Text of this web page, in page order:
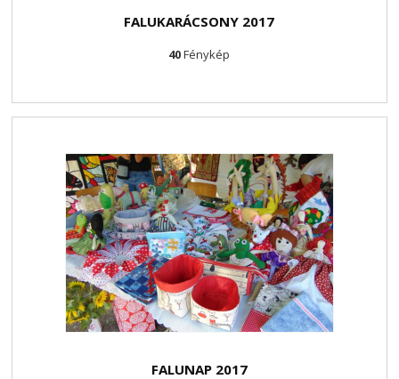
FALUKARÁCSONY 2017
40Fénykép
FALUNAP 2017